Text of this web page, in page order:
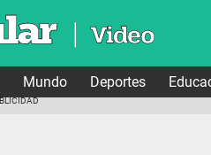
Mundo Deportes